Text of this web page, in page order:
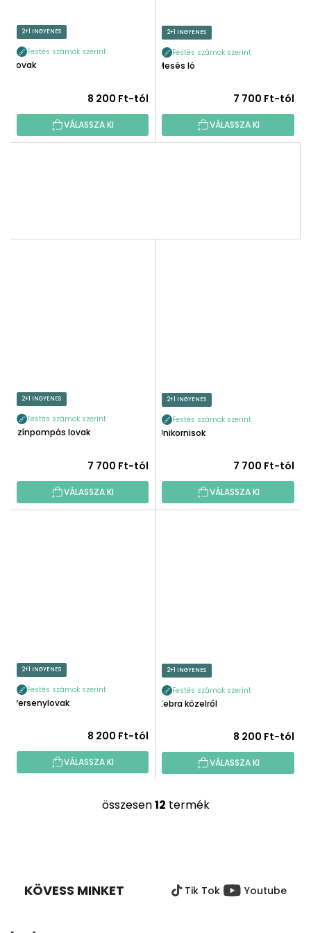
2+1 INGYENES
Festés számok szerint
Lovak
8 200 Ft-tól
VÁLASSZA KI
2+1 INGYENES
Festés számok szerint
Mesés ló
7 700 Ft-tól
VÁLASSZA KI
2+1 INGYENES
Festés számok szerint
Színpompás lovak
7 700 Ft-tól
VÁLASSZA KI
2+1 INGYENES
Festés számok szerint
Unikornisok
7 700 Ft-tól
VÁLASSZA KI
2+1 INGYENES
Festés számok szerint
Versenylovak
8 200 Ft-tól
VÁLASSZA KI
2+1 INGYENES
Festés számok szerint
Zebra közelről
8 200 Ft-tól
VÁLASSZA KI
L
összesen12 termék
KÖVESS MINKET Tik Tok Youtube